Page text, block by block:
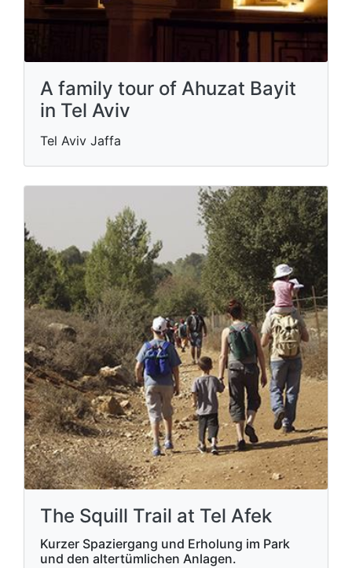
A family tour of Ahuzat Bayit
in Tel Aviv
Tel Aviv Jaffa
The Squill Trail at Tel Afek
Kurzer Spaziergang und Erholung im Park
und den altertümlichen Anlagen.